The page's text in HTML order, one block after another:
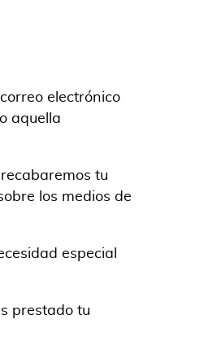
electrónico
aquella
tu
los medios de
especial
prestado tu